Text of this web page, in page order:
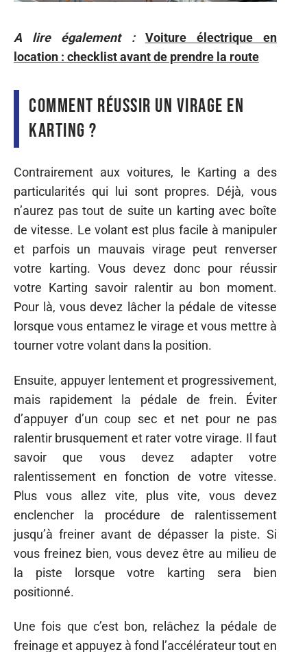
A lire également :
Voiture électrique en
location : checklist avant de prendre la route
Comment réussir un virage en
Karting ?
Contrairement aux voitures, le Karting a des
particularités qui lui sont propres. Déjà, vous
n’aurez pas tout de suite un karting avec boîte
de vitesse. Le volant est plus facile à manipuler
et parfois un mauvais virage peut renverser
votre karting. Vous devez donc pour réussir
votre Karting savoir ralentir au bon moment.
Pour là, vous devez lâcher la pédale de vitesse
lorsque vous entamez le virage et vous mettre à
tourner votre volant dans la position.
Ensuite, appuyer lentement et progressivement,
mais rapidement la pédale de frein. Éviter
d’appuyer d’un coup sec et net pour ne pas
ralentir brusquement et rater votre virage. Il faut
savoir que vous devez adapter votre
ralentissement en fonction de votre vitesse.
Plus vous allez vite, plus vite, vous devez
enclencher la procédure de ralentissement
jusqu’à freiner avant de dépasser la piste. Si
vous freinez bien, vous devez être au milieu de
la piste lorsque votre karting sera bien
positionné.
Une fois que c’est bon, relâchez la pédale de
freinage et appuyez à fond l’accélérateur tout en